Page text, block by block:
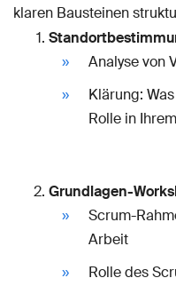
klaren Bausteinen
Analyse von
Klärung:
Rolle in
Grundlagen-
Scrum-
Arbeit
Rolle des